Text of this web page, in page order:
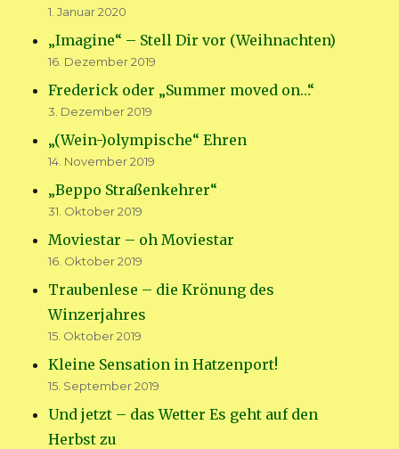
1. Januar 2020
„Imagine“ – Stell Dir vor (Weihnachten)
16. Dezember 2019
Frederick oder „Summer moved on…“
3. Dezember 2019
„(Wein-)olympische“ Ehren
14. November 2019
„Beppo Straßenkehrer“
31. Oktober 2019
Moviestar – oh Moviestar
16. Oktober 2019
Traubenlese – die Krönung des
Winzerjahres
15. Oktober 2019
Kleine Sensation in Hatzenport!
15. September 2019
Und jetzt – das Wetter Es geht auf den
Herbst zu